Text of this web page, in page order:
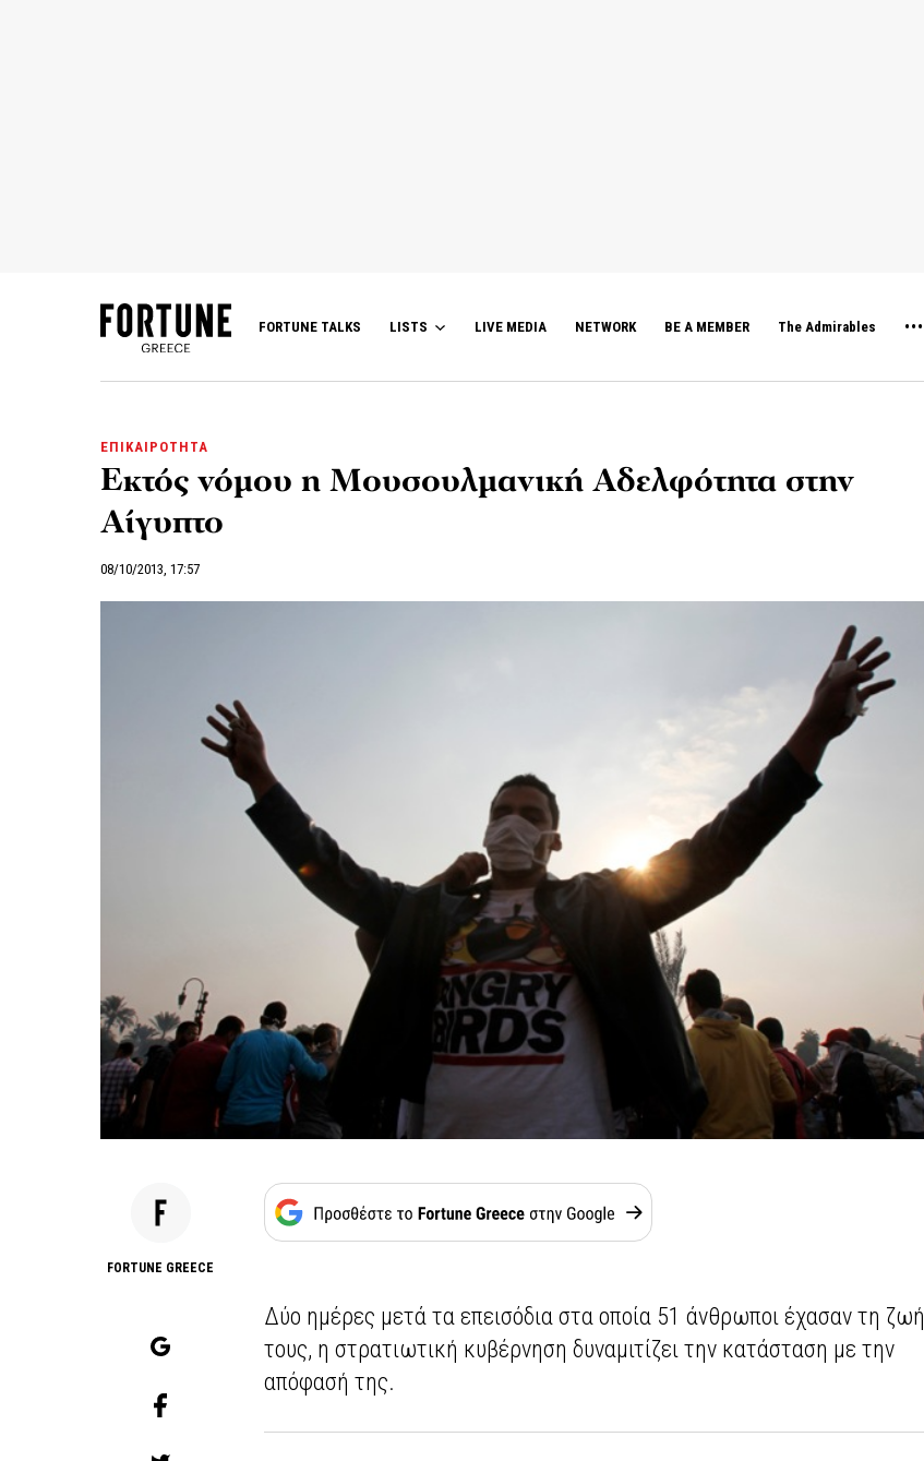
FORTUNE TALKS LISTS LIVE MEDIA NETWORK BE A MEMBER The Admirables
ΕΠΙΚΑΙΡΟΤΗΤΑ
Εκτός νόμου η Μουσουλμανική Αδελφότητα στην
Αίγυπτο
08/10/2013, 17:57
FORTUNE GREECE
Δύο ημέρες μετά τα επεισόδια στα οποία 51 άνθρωποι έχασαν τη ζωή
τους, η στρατιωτική κυβέρνηση δυναμιτίζει την κατάσταση με την
απόφασή της.